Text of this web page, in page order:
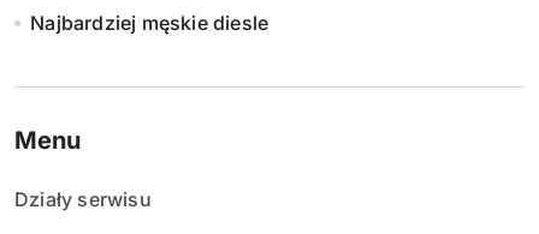
Najbardziej męskie diesle
Menu
Działy serwisu